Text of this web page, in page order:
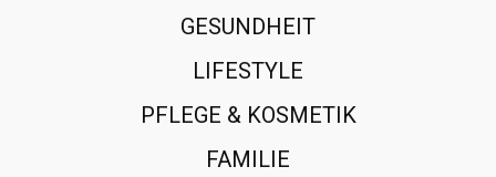
GESUNDHEIT
LIFESTYLE
PFLEGE & KOSMETIK
FAMILIE